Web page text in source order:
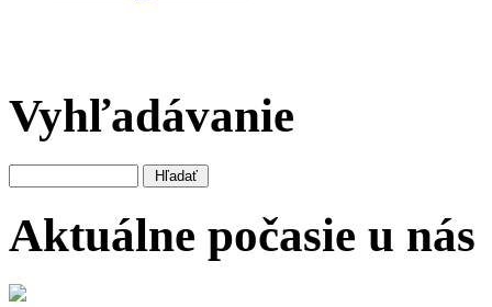
Vyhľadávanie
Aktuálne počasie u nás